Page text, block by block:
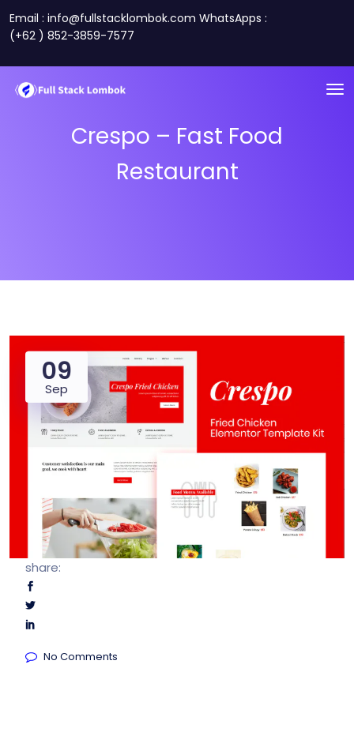
Email : info@fullstacklombok.com WhatsApps :
(+62 ) 852-3859-7577
Crespo – Fast Food
Restaurant
09
Sep
share:
No Comments